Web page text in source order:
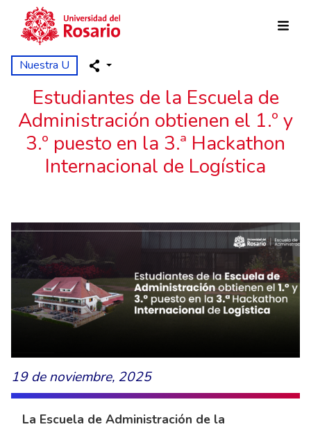
Pasar al contenido principal
Nuestra U
Estudiantes de la Escuela de
Administración obtienen el 1.º y
3.º puesto en la 3.ª Hackathon
Internacional de Logística
19 de noviembre, 2025
La Escuela de Administración de la